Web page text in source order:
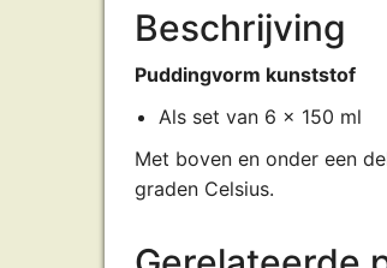
Beschrijving
Puddingvorm kunststof
Als set van 6 x 150 ml
Met boven en onder een
graden Celsius.